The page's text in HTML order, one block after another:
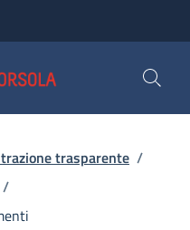
trasparente /
/